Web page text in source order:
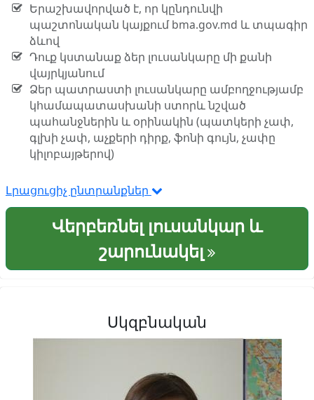
Երաշխավորված է, որ կընդունվի
պաշտոնական կայքում bma.gov.md և տպագիր
ձևով
Դուք կստանաք ձեր լուսանկարը մի քանի
վայրկյանում
Ձեր պատրաստի լուսանկարը ամբողջությամբ
կհամապատասխանի ստորև նշված
պահանջներին և օրինակին (պատկերի չափ,
գլխի չափ, աչքերի դիրք, ֆոնի գույն, չափը
կիլոբայթերով)
Լրացուցիչ ընտրանքներ
Վերբեռնել լուսանկար և
շարունակել
Սկզբնական